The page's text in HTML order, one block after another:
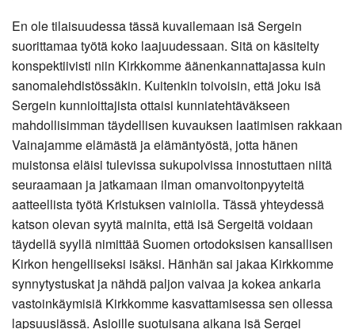
En ole tilaisuudessa tässä kuvailemaan isä Sergein
suorittamaa työtä koko laajuudessaan. Sitä on käsitelty
konspektiivisti niin Kirkkomme äänenkannattajassa kuin
sanomalehdistössäkin. Kuitenkin toivoisin, että joku isä
Sergein kunnioittajista ottaisi kunniatehtäväkseen
mahdollisimman täydellisen kuvauksen laatimisen rakkaan
Vainajamme elämästä ja elämäntyöstä, jotta hänen
muistonsa eläisi tulevissa sukupolvissa innostuttaen niitä
seuraamaan ja jatkamaan ilman omanvoitonpyyteitä
aatteellista työtä Kristuksen vainiolla. Tässä yhteydessä
katson olevan syytä mainita, että isä Sergeitä voidaan
täydellä syyllä nimittää Suomen ortodoksisen kansallisen
Kirkon hengelliseksi isäksi. Hänhän sai jakaa Kirkkomme
synnytystuskat ja nähdä paljon vaivaa ja kokea ankaria
vastoinkäymisiä Kirkkomme kasvattamisessa sen ollessa
lapsuusiässä. Asioille suotuisana aikana isä Sergei